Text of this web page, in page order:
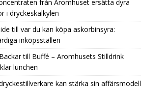
från Aromhuset ersätta dyra
i dryckeskalkylen
till var du kan köpa askorbinsyra:
inköpsställen
till Buffé – Aromhusets Stilldrink
lunchen
kan stärka sin affärsmodell